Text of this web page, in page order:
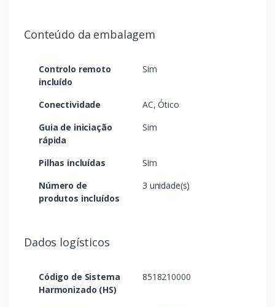
Conteúdo da embalagem
Controlo remoto
incluído
Sim
Conectividade
AC, Ótico
Guia de iniciação
rápida
Sim
Pilhas incluídas
Sim
Número de
produtos incluídos
3 unidade(s)
Dados logísticos
Código de Sistema
Harmonizado (HS)
8518210000